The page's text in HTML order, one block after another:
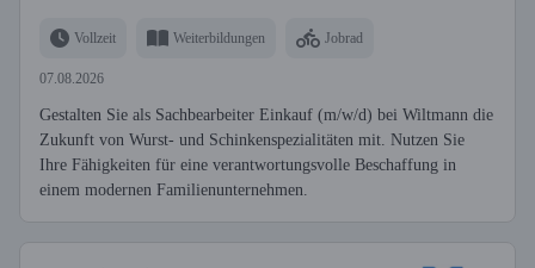
Vollzeit Weiterbildungen Jobrad
07.08.2026
Gestalten Sie als Sachbearbeiter Einkauf (m/w/d) bei Wiltmann die
Zukunft von Wurst- und Schinkenspezialitäten mit. Nutzen Sie
Ihre Fähigkeiten für eine verantwortungsvolle Beschaffung in
einem modernen Familienunternehmen.